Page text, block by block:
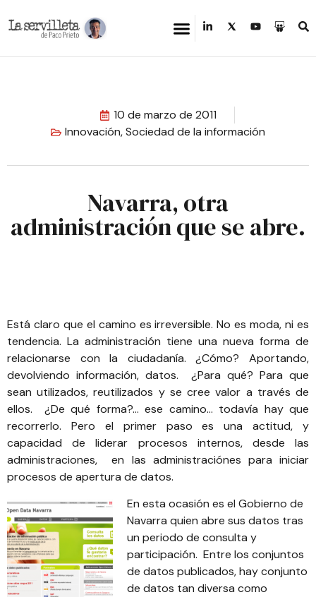
10 de marzo de 2011
Innovación,Sociedad de la información
Navarra, otra
administración que se abre.
Está claro que el camino es irreversible. No es moda, ni es
tendencia. La administración tiene una nueva forma de
relacionarse con la ciudadanía. ¿Cómo? Aportando,
devolviendo información, datos. ¿Para qué? Para que
sean utilizados, reutilizados y se cree valor a través de
ellos. ¿De qué forma?… ese camino… todavía hay que
recorrerlo. Pero el primer paso es una actitud, y
capacidad de liderar procesos internos, desde las
administraciones, en las administraciónes para iniciar
procesos de apertura de datos.
En esta ocasión es el Gobierno de
Navarra quien abre sus datos tras
un periodo de consulta y
participación. Entre los conjuntos
de datos publicados,hay conjunto
de datos tan diversa como